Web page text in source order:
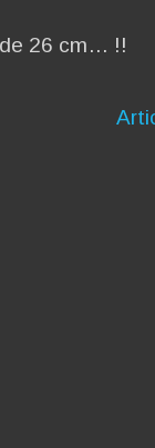
de 26 cm… !!